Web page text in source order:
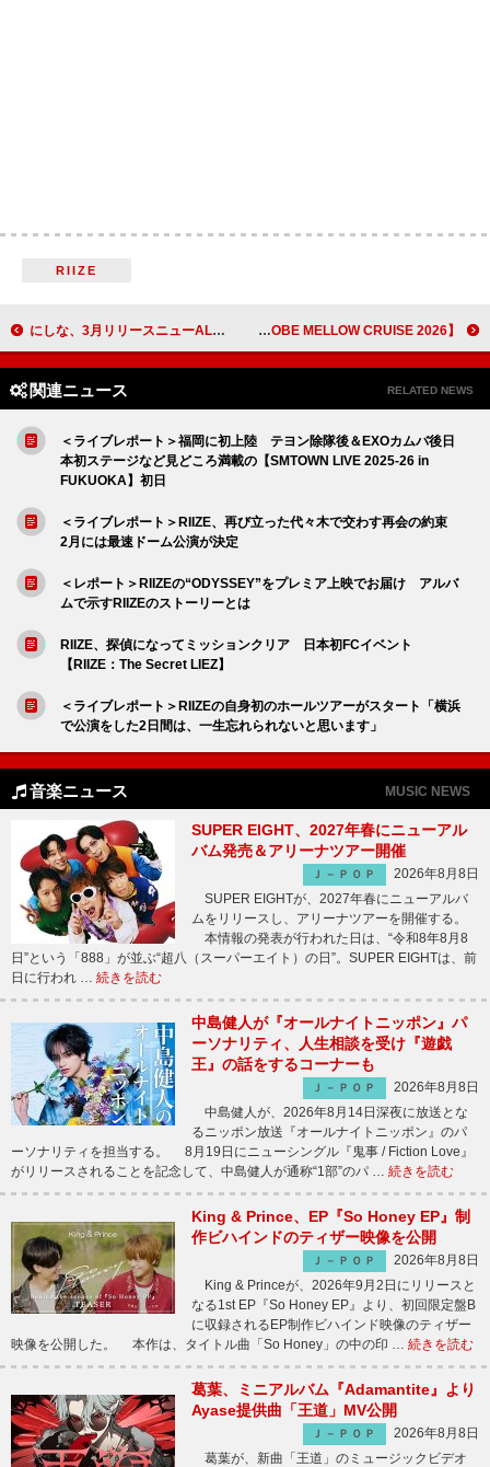
RIIZE
にしな、3月リリースニューAL『日々散漫』より「婀娜婀娜」先行配信開始＆全編アニメーションMV公開 【KOBE MELLOW CRUISE 2026】第3弾アーティストに田我流、Kaneeeら発表
関連ニュース RELATED NEWS
＜ライブレポート＞福岡に初上陸 テヨン除隊後＆EXOカムバ後日
本初ステージなど見どころ満載の【SMTOWN LIVE 2025-26 in
FUKUOKA】初日
＜ライブレポート＞RIIZE、再び立った代々木で交わす再会の約束
2月には最速ドーム公演が決定
＜レポート＞RIIZEの“ODYSSEY”をプレミア上映でお届け アルバ
ムで示すRIIZEのストーリーとは
RIIZE、探偵になってミッションクリア 日本初FCイベント
【RIIZE：The Secret LIEZ】
＜ライブレポート＞RIIZEの自身初のホールツアーがスタート「横浜
で公演をした2日間は、一生忘れられないと思います」
音楽ニュース MUSIC NEWS
SUPER EIGHT、2027年春にニューアル
バム発売＆アリーナツアー開催
Ｊ－ＰＯＰ
2026年8月8日
SUPER EIGHTが、2027年春にニューアルバ
ムをリリースし、アリーナツアーを開催する。
本情報の発表が行われた日は、“令和8年8月8
日”という「888」が並ぶ“超八（スーパーエイト）の日”。SUPER EIGHTは、前
日に行われ … 続きを読む
中島健人が『オールナイトニッポン』パ
ーソナリティ、人生相談を受け『遊戯
王』の話をするコーナーも
Ｊ－ＰＯＰ
2026年8月8日
中島健人が、2026年8月14日深夜に放送とな
るニッポン放送『オールナイトニッポン』のパ
ーソナリティを担当する。 8月19日にニューシングル『鬼事 / Fiction Love』
がリリースされることを記念して、中島健人が通称“1部”のパ … 続きを読む
King & Prince、EP『So Honey EP』制
作ビハインドのティザー映像を公開
Ｊ－ＰＯＰ
2026年8月8日
King & Princeが、2026年9月2日にリリースと
なる1st EP『So Honey EP』より、初回限定盤B
に収録されるEP制作ビハインド映像のティザー
映像を公開した。 本作は、タイトル曲「So Honey」の中の印 … 続きを読む
葛葉、ミニアルバム『Adamantite』より
Ayase提供曲「王道」MV公開
Ｊ－ＰＯＰ
2026年8月8日
葛葉が、新曲「王道」のミュージックビデオ